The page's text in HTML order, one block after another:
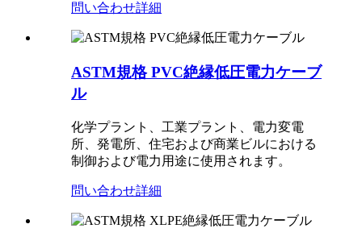
問い合わせ詳細
ASTM規格 PVC絶縁低圧電力ケーブ
ル
化学プラント、工業プラント、電力変電
所、発電所、住宅および商業ビルにおける
制御および電力用途に使用されます。
問い合わせ詳細